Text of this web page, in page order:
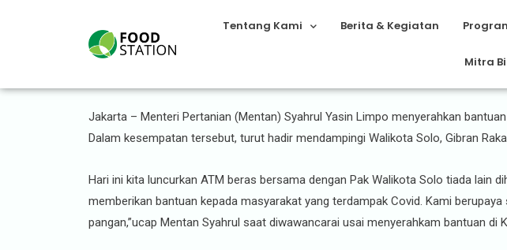
Tentang Kami Berita & Kegiatan
Mitra
Mentan Serahkan Bantuan ATM Beras
Jakarta – Menteri Pertanian (Mentan) Syahrul Yasin Limpo menyerahkan
Dalam kesempatan tersebut, turut hadir mendampingi Walikota Solo, Gibran
Hari ini kita luncurkan ATM beras bersama dengan Pak Walikota Solo tiada lain
memberikan bantuan kepada masyarakat yang terdampak Covid. Kami
pangan,”ucap Mentan Syahrul saat diwawancarai usai menyerahkam bantuan